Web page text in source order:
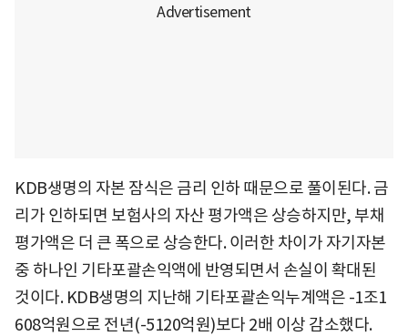
KDB생명의 자본 잠식은 금리 인하 때문으로 풀이된다. 금
리가 인하되면 보험사의 자산 평가액은 상승하지만, 부채
평가액은 더 큰 폭으로 상승한다. 이러한 차이가 자기자본
중 하나인 기타포괄손익액에 반영되면서 손실이 확대된
것이다. KDB생명의 지난해 기타포괄손익누계액은 -1조1
608억원으로 전년(-5120억원)보다 2배 이상 감소했다.